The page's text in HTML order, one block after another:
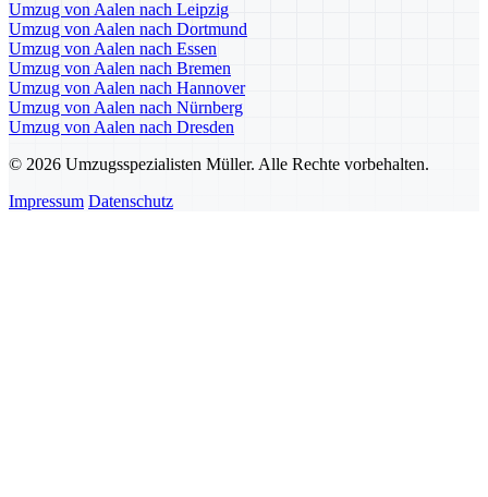
Umzug von Aalen nach Leipzig
Umzug von Aalen nach Dortmund
Umzug von Aalen nach Essen
Umzug von Aalen nach Bremen
Umzug von Aalen nach Hannover
Umzug von Aalen nach Nürnberg
Umzug von Aalen nach Dresden
© 2026 Umzugsspezialisten Müller. Alle Rechte vorbehalten.
Impressum Datenschutz